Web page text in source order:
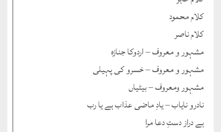
کلام محمود
کلام ناصر
مشہور و معروف – اردوکا جنازہ
مشہور و معروف – خسرو کی پہیلی
مشہور ومعروف – بیٹیاں
نادرو نایاب – یادِ ماضی عذاب ہے یا رب
ہے دراز دستِ دعا مرا